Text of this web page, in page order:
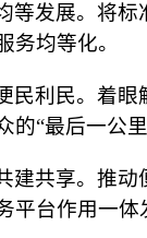
等发展。将
务均等化。
民利民。着
的“最后一公
建共享。推
平台作用一体